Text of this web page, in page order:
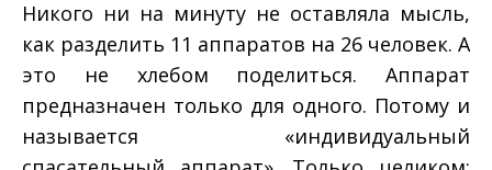
Никого ни на минуту не оставляла мысль,
как разделить 11 аппаратов на 26 человек. А
это не хлебом поделиться. Аппарат
предназначен только для одного. Потому и
называется «индивидуальный